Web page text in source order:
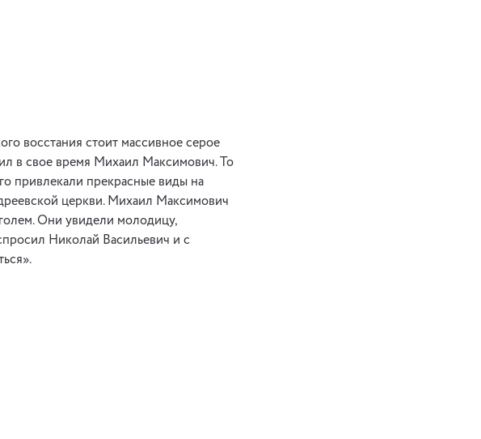
восстания стоит массивное серое
в свое время Михаил Максимович. То
привлекали прекрасные виды на
церкви. Михаил Максимович
Они увидели молодицу,
Николай Васильевич и с